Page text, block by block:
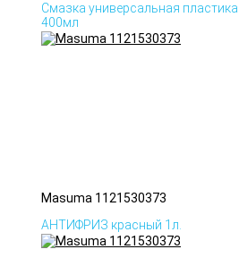
Смазка универсальная
400мл
Masuma 1121530373
АНТИФРИЗ красный 1л.